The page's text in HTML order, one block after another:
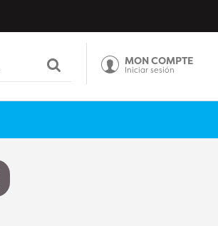
MON COMPTE
Iniciar sesión